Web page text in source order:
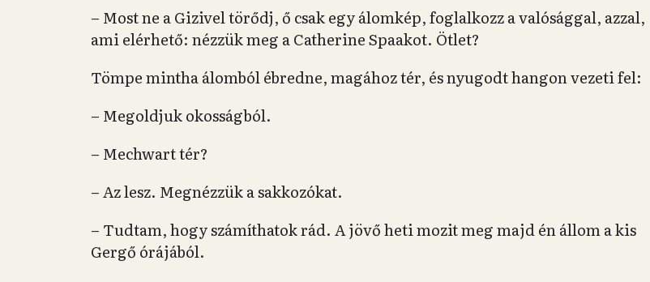
– Most ne a Gizivel törődj, ő csak egy álomkép, foglalkozz a valósággal, azzal,
ami elérhető: nézzük meg a Catherine Spaakot. Ötlet?
Tömpe mintha álomból ébredne, magához tér, és nyugodt hangon vezeti fel:
– Megoldjuk okosságból.
– Mechwart tér?
– Az lesz. Megnézzük a sakkozókat.
– Tudtam, hogy számíthatok rád. A jövő heti mozit meg majd én állom a kis
Gergő órájából.